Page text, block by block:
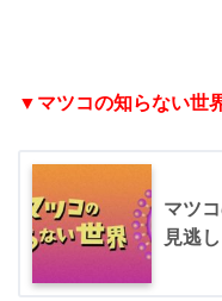
▼マツコの知らない世
マツ
見逃